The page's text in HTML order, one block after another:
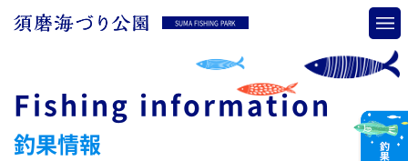
SUMA FISHING PARK
Fishing information
釣果情報